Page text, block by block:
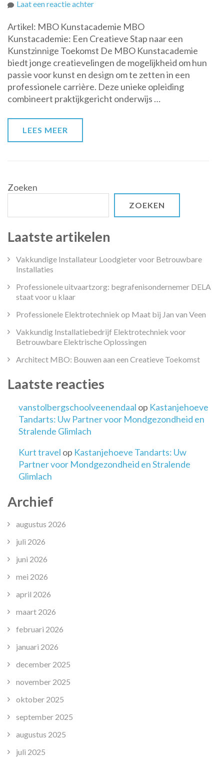
Laat een reactie achterop
je
creatieve
talenten:
MBO
Kunstacademie
biedt
inspirerende
Artikel: MBO Kunstacademie MBO
Kunstacademie: Een Creatieve Stap naar een
Kunstzinnige Toekomst De MBO Kunstacademie
biedt jonge creatievelingen de mogelijkheid om hun
passie voor kunst en design om te zetten in een
professionele carrière. Deze unieke opleiding
combineert praktijkgericht onderwijs …
LEES MEER
Zoeken
ZOEKEN
Laatste artikelen
Vakkundige Installateur Loodgieter voor Betrouwbare
Installaties
Professionele uitvaartzorg: begrafenisondernemer DELA
staat voor u klaar
Professionele Elektrotechniek op Maat bij Jan van Veen
Vakkundig Installatiebedrijf Elektrotechniek voor
Betrouwbare Elektrische Oplossingen
Architect MBO: Bouwen aan een Creatieve Toekomst
Laatste reacties
vanstolbergschoolveenendaal op Kastanjehoeve
Tandarts: Uw Partner voor Mondgezondheid en
Stralende Glimlach
Kurt travel op Kastanjehoeve Tandarts: Uw
Partner voor Mondgezondheid en Stralende
Glimlach
Archief
augustus 2026
juli 2026
juni 2026
mei 2026
april 2026
maart 2026
februari 2026
januari 2026
december 2025
november 2025
oktober 2025
september 2025
augustus 2025
juli 2025